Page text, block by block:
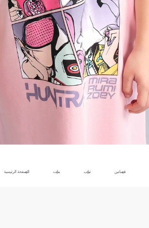
الصفحة الرئيسية بنات ثياب فساتين